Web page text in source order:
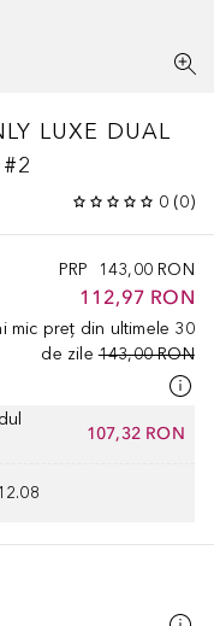
LUXE DUAL
0 (0)
PRP 143,00 RON
112,97 RON
mic preț din ultimele 30
de zile 143,00 RON
107,32 RON